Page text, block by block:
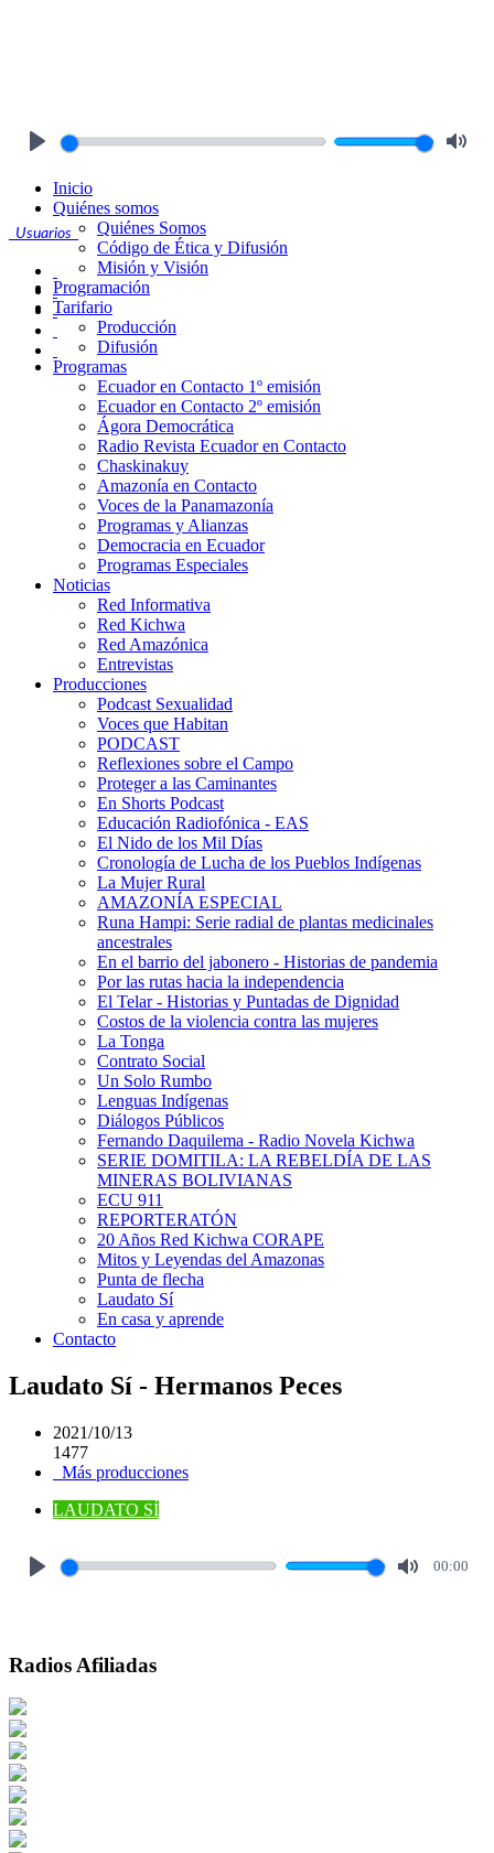
Usuarios
Inicio
Quiénes somos
Quiénes Somos
Código de Ética y Difusión
Misión y Visión
Programación
Tarifario
Producción
Difusión
Programas
Ecuador en Contacto 1º emisión
Ecuador en Contacto 2º emisión
Ágora Democrática
Radio Revista Ecuador en Contacto
Chaskinakuy
Amazonía en Contacto
Voces de la Panamazonía
Programas y Alianzas
Democracia en Ecuador
Programas Especiales
Noticias
Red Informativa
Red Kichwa
Red Amazónica
Entrevistas
Producciones
Podcast Sexualidad
Voces que Habitan
PODCAST
Reflexiones sobre el Campo
Proteger a las Caminantes
En Shorts Podcast
Educación Radiofónica - EAS
El Nido de los Mil Días
Cronología de Lucha de los Pueblos Indígenas
La Mujer Rural
AMAZONÍA ESPECIAL
Runa Hampi: Serie radial de plantas medicinales
ancestrales
En el barrio del jabonero - Historias de pandemia
Por las rutas hacia la independencia
El Telar - Historias y Puntadas de Dignidad
Costos de la violencia contra las mujeres
La Tonga
Contrato Social
Un Solo Rumbo
Lenguas Indígenas
Diálogos Públicos
Fernando Daquilema - Radio Novela Kichwa
SERIE DOMITILA: LA REBELDÍA DE LAS
MINERAS BOLIVIANAS
ECU 911
REPORTERATÓN
20 Años Red Kichwa CORAPE
Mitos y Leyendas del Amazonas
Punta de flecha
Laudato Sí
En casa y aprende
Contacto
Laudato Sí - Hermanos Peces
2021/10/13
1477
Más producciones
LAUDATO SÍ
00:00
Radios Afiliadas